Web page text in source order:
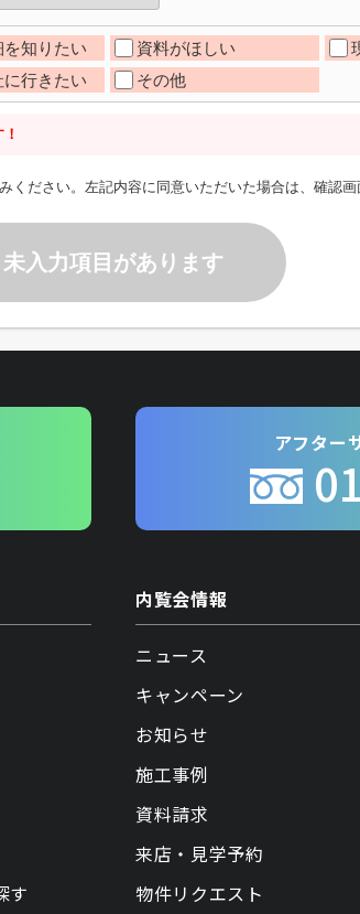
知りたい 資料がほしい
行きたい
その他
ください。左記内容に同意いただいた場合は、確認
未入力項目があります
アフター
す
内覧会情報
ニュース
キャンペーン
お知らせ
施工事例
資料請求
来店・見学予約
物件リクエスト